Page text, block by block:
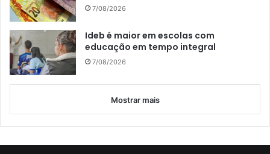
7/08/2026
Ideb é maior em escolas com
educação em tempo integral
7/08/2026
Mostrar mais